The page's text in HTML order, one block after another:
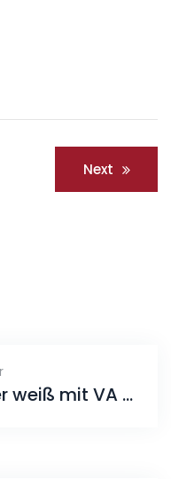
Next
Treppeninnengeländer weiß mit VA Handlauf